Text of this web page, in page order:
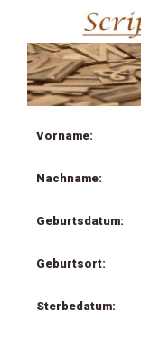
Vorname:
Nachname:
Geburtsdatum:
Geburtsort:
Sterbedatum: